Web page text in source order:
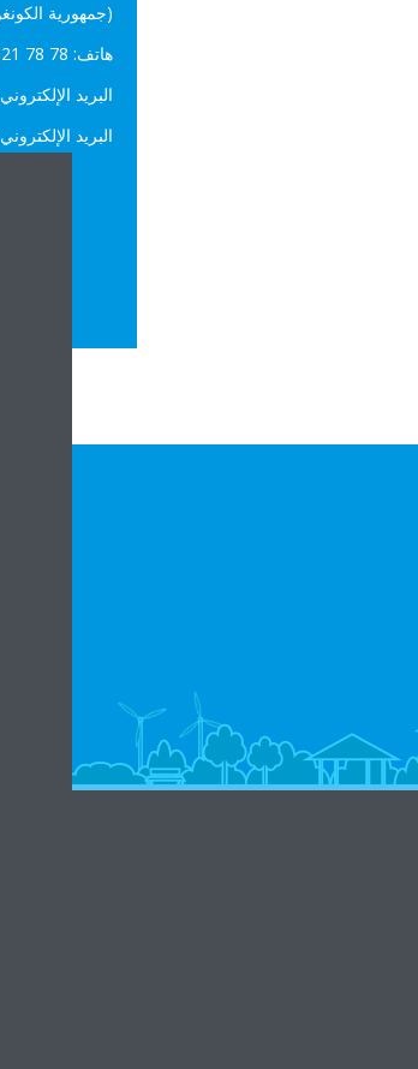
(جمهورية
هاتف: ‎00 242 06 621 78 78
البريد
البريد